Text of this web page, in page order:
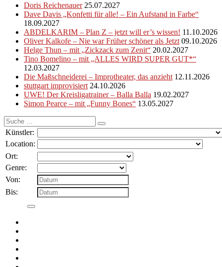
Doris Reichenauer 25.07.2027
Dave Davis „Konfetti für alle! – Ein Aufstand in Farbe“
18.09.2027
ABDELKARIM – Plan Z – jetzt will er’s wissen! 11.10.2026
Oliver Kalkofe – Nie war Früher schöner als Jetzt 09.10.2026
Helge Thun – mit „Zickzack zum Zenit“ 20.02.2027
Tino Bomelino – mit „ALLES WIRD SUPER GUT*“
12.03.2027
Die Maßschneiderei – Improtheater, das anzieht 12.11.2026
stuttgart improvisiert 24.10.2026
UWE! Der Kreisligatrainer – Balla Balla 19.02.2027
Simon Pearce – mit „Funny Bones“ 13.05.2027
Suche
nach:
Künstler:
Location:
Ort:
Genre:
Von:
Bis: